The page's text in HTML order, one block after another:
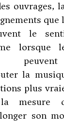
ouvrages,
que
le
lorsque
la
plus
la mesure
son